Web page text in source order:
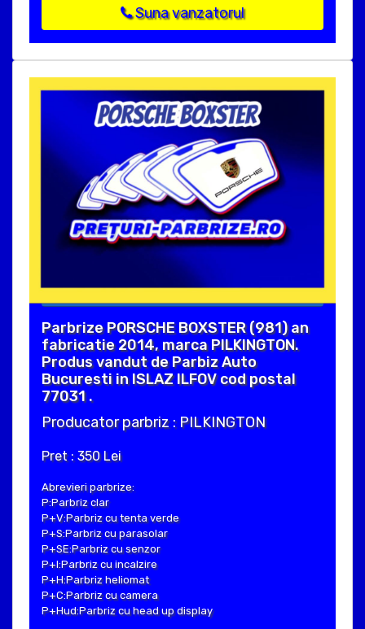
Suna vanzatorul
Parbrize PORSCHE BOXSTER (981) an
fabricatie 2014, marca PILKINGTON.
Produs vandut de Parbiz Auto
Bucuresti in ISLAZ ILFOV cod postal
77031 .
Producator parbriz : PILKINGTON
Pret : 350 Lei
Abrevieri parbrize:
P:Parbriz clar
P+V:Parbriz cu tenta verde
P+S:Parbriz cu parasolar
P+SE:Parbriz cu senzor
P+I:Parbriz cu incalzire
P+H:Parbriz heliomat
P+C:Parbriz cu camera
P+Hud:Parbriz cu head up display